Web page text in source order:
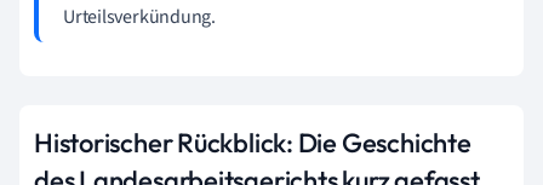
Urteilsverkündung.
Historischer Rückblick: Die Geschichte